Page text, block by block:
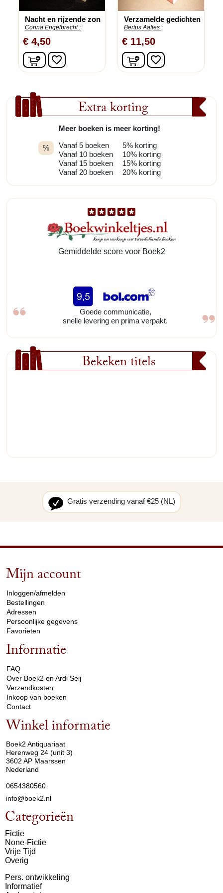
Extra korting
%
Meer boeken is meer korting!
Vanaf 5 boeken
Vanaf 10 boeken
Vanaf 15 boeken
Vanaf 20 boeken
5% korting
10% korting
15% korting
20% korting
Gemiddelde score voor Boek2
Goede communicatie,
snelle levering en prima verpakt.
Bekeken titels
Nacht en rijzende zon
Corina Engelbrecht ;
€ 4,50
In winkelwagen
favorite_border
Verzamelde gedichten
Bertus Aafjes ;
€ 11,50
In winkelwagen
favorite_border
Gratis verzending vanaf €25 (NL)
Mijn account
Inloggen/afmelden
Bestellingen
Adressen
Persoonlijke gegevens
Favorieten
Informatie
FAQ
Over Boek2 en Ardi Seij
Verzendkosten
Inkoop van boeken
Contact
Winkel informatie
Boek2 Antiquariaat
Herenweg 24 (unit 3)
3602 AP Maarssen
Nederland
0654380560
info@boek2.nl
Categorieën
Fictie
None-Fictie
Vrije Tijd
Overig
Pers. ontwikkeling
Informatief